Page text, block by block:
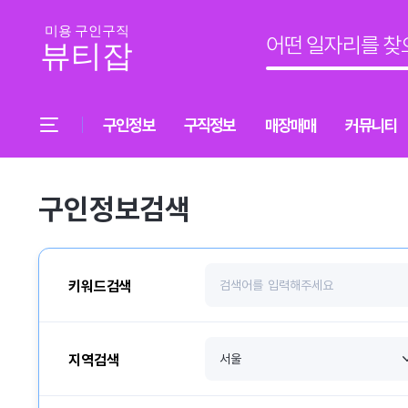
구인정보 구직정보 매장매매 커뮤니티
구인정보검색
키워드검색
지역검색